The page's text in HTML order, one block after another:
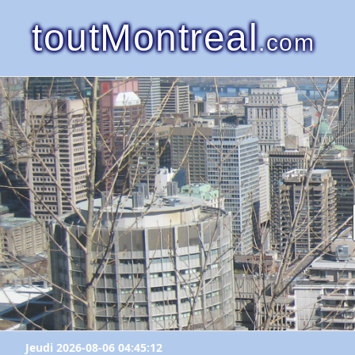
toutMontreal.com
Jeudi 2026-08-06 04:45:12